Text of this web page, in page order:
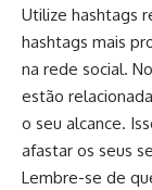
Utilize hashtags
hashtags mais
na rede social.
estão
o seu alcance.
afastar os seus
Lembre-se de